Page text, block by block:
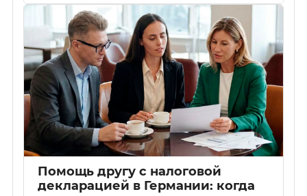
Помощь другу с налоговой
декларацией в Германии: когда